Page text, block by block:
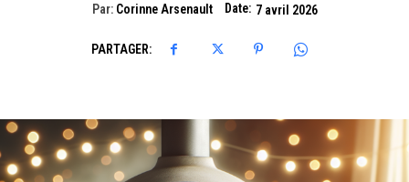
Par: Corinne Arsenault Date: 7 avril 2026
PARTAGER: